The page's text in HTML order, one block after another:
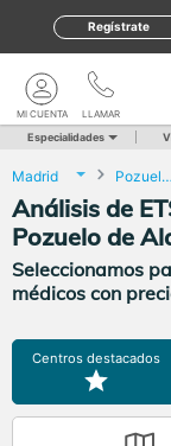
Regístrate
LLAMAR
MI CUENTA
Especialidades
Madrid Pozuelo de Alarcón
Análisis de
Pozuelo de
Seleccionamos
médicos con
Centros destacados